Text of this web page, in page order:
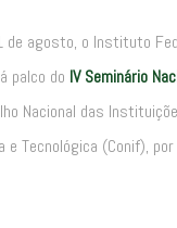
Equidade no
Básica,
dirigido aos
na
agosto, o Instituto
palco do IV Seminário
Nacional das
Tecnológica (Conif),